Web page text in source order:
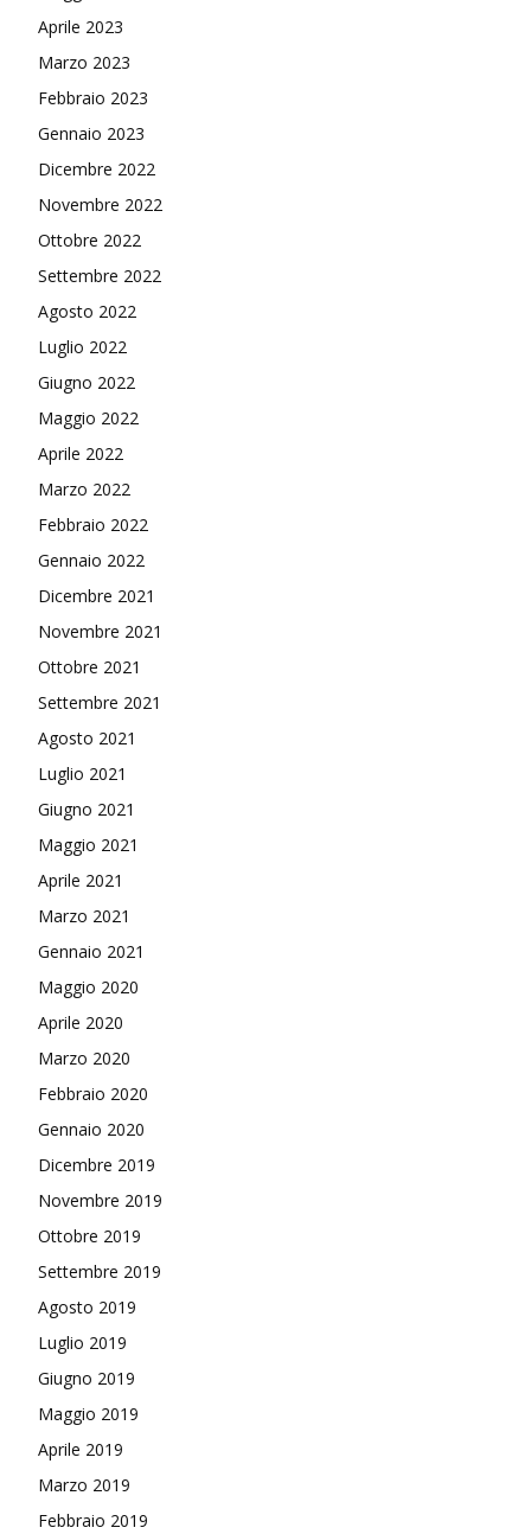
Aprile 2023
Marzo 2023
Febbraio 2023
Gennaio 2023
Dicembre 2022
Novembre 2022
Ottobre 2022
Settembre 2022
Agosto 2022
Luglio 2022
Giugno 2022
Maggio 2022
Aprile 2022
Marzo 2022
Febbraio 2022
Gennaio 2022
Dicembre 2021
Novembre 2021
Ottobre 2021
Settembre 2021
Agosto 2021
Luglio 2021
Giugno 2021
Maggio 2021
Aprile 2021
Marzo 2021
Gennaio 2021
Maggio 2020
Aprile 2020
Marzo 2020
Febbraio 2020
Gennaio 2020
Dicembre 2019
Novembre 2019
Ottobre 2019
Settembre 2019
Agosto 2019
Luglio 2019
Giugno 2019
Maggio 2019
Aprile 2019
Marzo 2019
Febbraio 2019